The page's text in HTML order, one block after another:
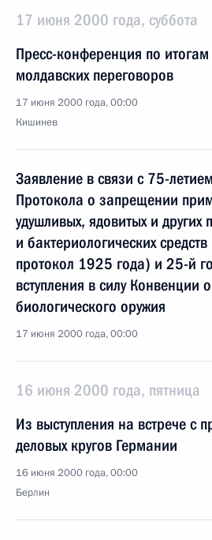
17 июня 2000 года, суббота
Пресс-конференция по
молдавских переговоров
17 июня 2000 года, 00:00
Кишинев
Заявление в связи с 75-
Протокола о запрещении
удушливых, ядовитых и других
и бактериологических
протокол 1925 года) и 25-й
вступления в силу Конвенции
биологического оружия
17 июня 2000 года, 00:00
16 июня 2000 года, пятница
Из выступления на встрече с
деловых кругов Германии
16 июня 2000 года, 00:00
Берлин